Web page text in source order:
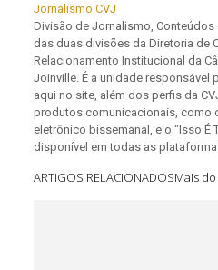
Jornalismo CVJ
Divisão de Jornalismo,
das duas divisões da Diretoria de
Relacionamento Institucional da
Joinville. É a unidade
aqui no site, além dos perfis da
produtos comunicacionais, como
eletrônico bissemanal, e o "Isso É
disponível em todas as
ARTIGOS RELACIONADOSMais